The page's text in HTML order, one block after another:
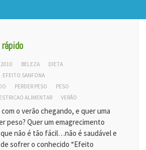
2010 BELEZA
DIETA
EFEITO SANFONA
PERDER PESO
PESO
ALIMENTAR VERÃO
o verão chegando, e quer uma
peso? Quer um emagrecimento
não é tão fácil…não é saudável e
sofrer o conhecido “Efeito